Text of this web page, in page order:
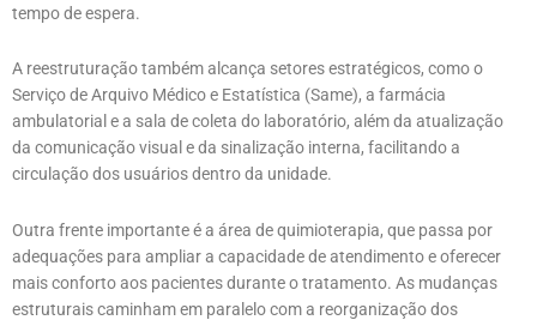
tempo de espera.
A reestruturação também alcança setores estratégicos, como o
Serviço de Arquivo Médico e Estatística (Same), a farmácia
ambulatorial e a sala de coleta do laboratório, além da atualização
da comunicação visual e da sinalização interna, facilitando a
circulação dos usuários dentro da unidade.
Outra frente importante é a área de quimioterapia, que passa por
adequações para ampliar a capacidade de atendimento e oferecer
mais conforto aos pacientes durante o tratamento. As mudanças
estruturais caminham em paralelo com a reorganização dos